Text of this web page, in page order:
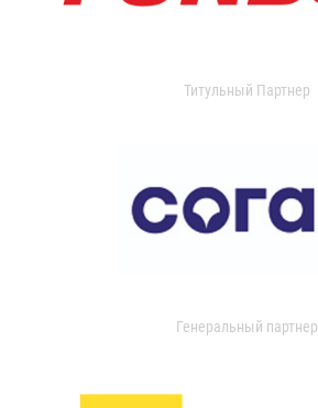
Титульный Партнер
Генеральный партнер